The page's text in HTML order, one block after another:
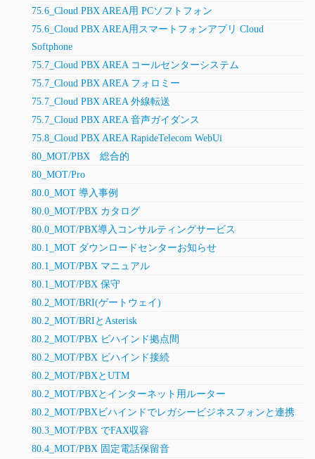
75.6_Cloud PBX AREA用 PCソフトフォン
75.6_Cloud PBX AREA用スマートフォンアプリ Cloud
Softphone
75.7_Cloud PBX AREA コールセンターシステム
75.7_Cloud PBX AREA フォロミー
75.7_Cloud PBX AREA 外線転送
75.7_Cloud PBX AREA 音声ガイダンス
75.8_Cloud PBX AREA RapideTelecom WebUi
80_MOT/PBX 総合的
80_MOT/Pro
80.0_MOT 導入事例
80.0_MOT/PBX カタログ
80.0_MOT/PBX導入コンサルティングサービス
80.1_MOT ダウンロードセンターお知らせ
80.1_MOT/PBX マニュアル
80.1_MOT/PBX 保守
80.2_MOT/BRI(ゲートウェイ)
80.2_MOT/BRIとAsterisk
80.2_MOT/PBX ビハインド拠点間
80.2_MOT/PBX ビハインド接続
80.2_MOT/PBXとUTM
80.2_MOT/PBXとインターネット用ルーター
80.2_MOT/PBXビハインドでレガシービジネスフォンと連携
80.3_MOT/PBX でFAX収容
80.4_MOT/PBX 固定電話保留音